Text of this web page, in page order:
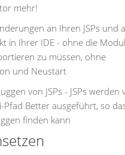
mehr!
an Ihren JSPs und
in Ihrer IDE - ohne die
zu müssen, ohne
und Neustart
von JSPs - JSPs werden
Pfad Better ausgeführt, so
finden kann